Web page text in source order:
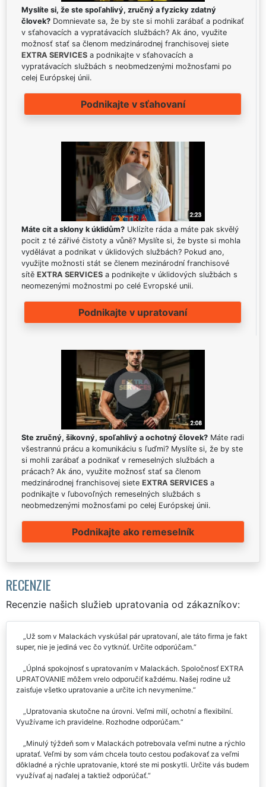
Myslíte si, že ste spoľahlivý, zručný a fyzicky zdatný
človek? Domnievate sa, že by ste si mohli zarábať a podnikať
v sťahovacích a vypratávacích službách? Ak áno, využite
možnosť stať sa členom medzinárodnej franchisovej siete
EXTRA SERVICES a podnikajte v sťahovacích a
vypratávacích službách s neobmedzenými možnosťami po
celej Európskej únii.
Podnikajte v sťahovaní
Máte cit a sklony k úklidům? Uklízíte ráda a máte pak skvělý
pocit z té zářivé čistoty a vůně? Myslíte si, že byste si mohla
vydělávat a podnikat v úklidových službách? Pokud ano,
využijte možnosti stát se členem mezinárodní franchisové
sítě EXTRA SERVICES a podnikejte v úklidových službách s
neomezenými možnostmi po celé Evropské unii.
Podnikajte v upratovaní
Ste zručný, šikovný, spoľahlivý a ochotný človek? Máte radi
všestrannú prácu a komunikáciu s ľuďmi? Myslíte si, že by ste
si mohli zarábať a podnikať v remeselných službách a
prácach? Ak áno, využite možnosť stať sa členom
medzinárodnej franchisovej siete EXTRA SERVICES a
podnikajte v ľubovoľných remeselných službách s
neobmedzenými možnosťami po celej Európskej únii.
Podnikajte ako remeselník
RECENZIE
Recenzie našich služieb upratovania od zákazníkov:
Už som v Malackách vyskúšal pár upratovaní, ale táto firma je fakt
super, nie je jediná vec čo vytknúť. Určite odporúčam.
Úplná spokojnosť s upratovaním v Malackách. Spoločnosť EXTRA
UPRATOVANIE môžem vrelo odporučiť každému. Našej rodine už
zaisťuje všetko upratovanie a určite ich nevymeníme.
Upratovania skutočne na úrovni. Veľmi milí, ochotní a flexibilní.
Využívame ich pravidelne. Rozhodne odporúčam.
Minulý týždeň som v Malackách potrebovala veľmi nutne a rýchlo
upratať. Veľmi by som vám chcela touto cestou poďakovať za veľmi
dôkladné a rýchle upratovanie, ktoré ste mi poskytli. Určite vás budem
využívať aj naďalej a taktiež odporúčať.